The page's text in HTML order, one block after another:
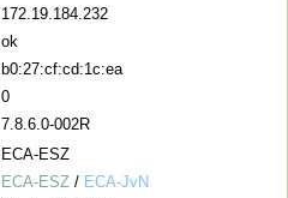
172.19.184.232
ok
b0:27:cf:cd:1c:ea
0
7.8.6.0-002R
ECA-ESZ
ECA-ESZ / ECA-JvN